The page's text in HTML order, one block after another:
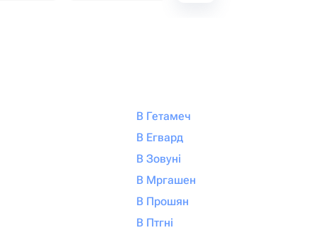
В Гетамеч
В Егвард
В Зовуні
В Мргашен
В Прошян
В Птгні